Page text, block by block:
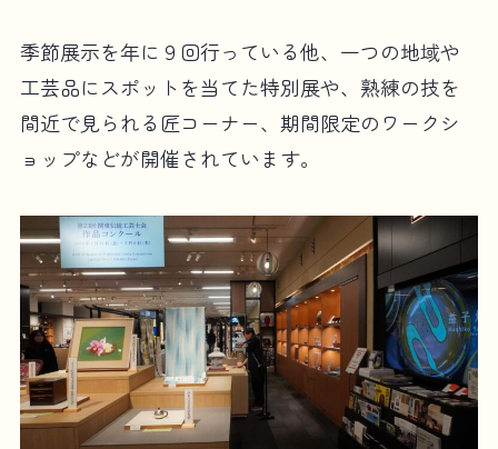
季節展示を年に９回行っている他、一つの地域や
工芸品にスポットを当てた特別展や、熟練の技を
間近で見られる匠コーナー、期間限定のワークシ
ョップなどが開催されています。